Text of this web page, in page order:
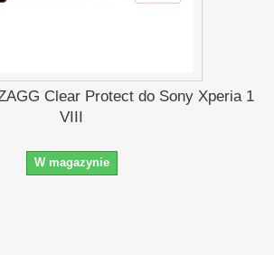
Clear Protect do Sony Xperia 1
VIII
W magazynie